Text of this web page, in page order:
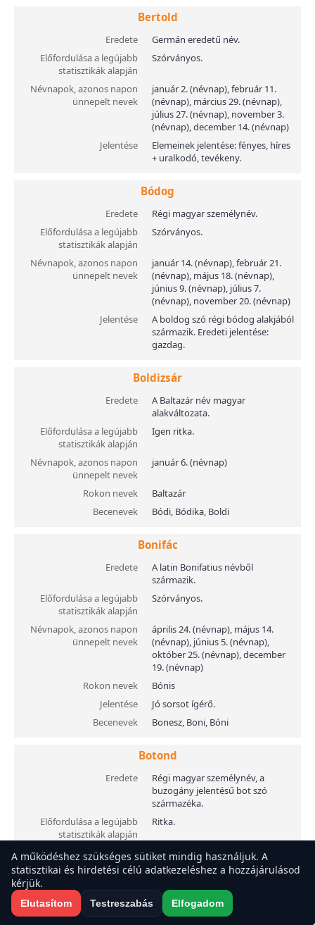
Bertold
Eredete
Germán eredetű név.
Előfordulása a legújabb
statisztikák alapján
Szórványos.
Névnapok, azonos napon
ünnepelt nevek
január 2. (névnap), február 11.
(névnap), március 29. (névnap),
július 27. (névnap), november 3.
(névnap), december 14. (névnap)
Jelentése
Elemeinek jelentése: fényes, híres
+ uralkodó, tevékeny.
Bódog
Eredete
Régi magyar személynév.
Előfordulása a legújabb
statisztikák alapján
Szórványos.
Névnapok, azonos napon
ünnepelt nevek
január 14. (névnap), február 21.
(névnap), május 18. (névnap),
június 9. (névnap), július 7.
(névnap), november 20. (névnap)
Jelentése
A boldog szó régi bódog alakjából
származik. Eredeti jelentése:
gazdag.
Boldizsár
Eredete
A Baltazár név magyar
alakváltozata.
Előfordulása a legújabb
statisztikák alapján
Igen ritka.
Névnapok, azonos napon
ünnepelt nevek
január 6. (névnap)
Rokon nevek
Baltazár
Becenevek
Bódi, Bódika, Boldi
Bonifác
Eredete
A latin Bonifatius névből
származik.
Előfordulása a legújabb
statisztikák alapján
Szórványos.
Névnapok, azonos napon
ünnepelt nevek
április 24. (névnap), május 14.
(névnap), június 5. (névnap),
október 25. (névnap), december
19. (névnap)
Rokon nevek
Bónis
Jelentése
Jó sorsot ígérő.
Becenevek
Bonesz, Boni, Bóni
Botond
Eredete
Régi magyar személynév, a
buzogány jelentésű bot szó
származéka.
Előfordulása a legújabb
statisztikák alapján
Ritka.
Névnapok, azonos napon
ünnepelt nevek
május 16. (névnap), július 28.
(névnap)
Brúnó
A működéshez szükséges sütiket mindig használjuk. A
statisztikai és hirdetési célú adatkezeléshez a hozzájárulásod
kérjük.
Elutasítom Testreszabás Elfogadom
A weboldal sütiket használ a felhasználói élmény javítása érdekében.
Elfogadod a sütiket?
Elfogadom Elutasítom